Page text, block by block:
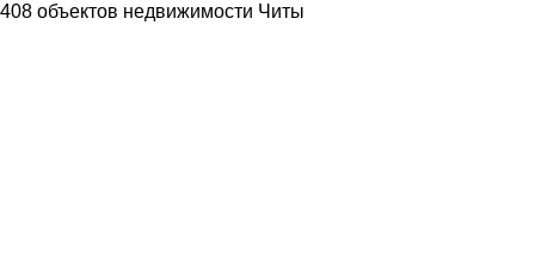
408 объектов недвижимости Читы